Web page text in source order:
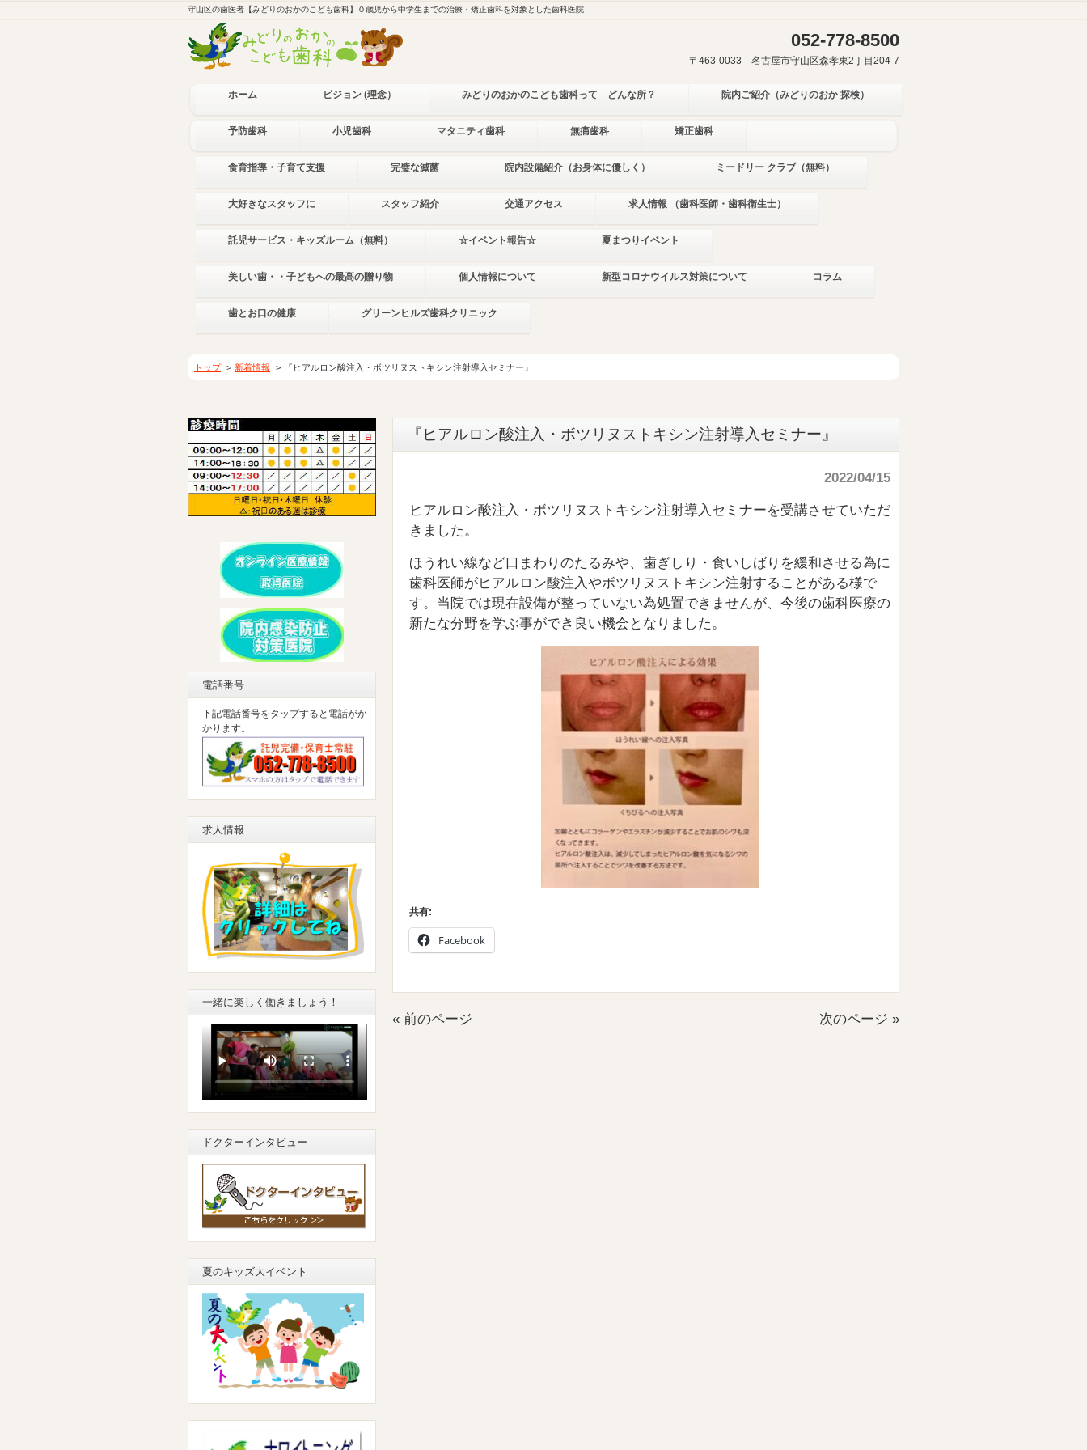
守山区の歯医者【みどりのおかのこども歯科】０歳児から中学生までの治療・矯正歯科を対象とした歯科医院
052-778-8500
〒463-0033 名古屋市守山区森孝東2丁目204-7
ホーム ビジョン (理念） みどりのおかのこども歯科って どんな所？ 院内ご紹介（みどりのおか 探検）
予防歯科 小児歯科 マタニティ歯科 無痛歯科 矯正歯科
食育指導・子育て支援 完璧な滅菌 院内設備紹介（お身体に優しく） ミードリー クラブ（無料）
大好きなスタッフに スタッフ紹介 交通アクセス 求人情報 （歯科医師・歯科衛生士）
託児サービス・キッズルーム（無料） ☆イベント報告☆ 夏まつりイベント
美しい歯・・子どもへの最高の贈り物 個人情報について 新型コロナウイルス対策について コラム
歯とお口の健康 グリーンヒルズ歯科クリニック
トップ 新着情報 『ヒアルロン酸注入・ボツリヌストキシン注射導入セミナー』
『ヒアルロン酸注入・ボツリヌストキシン注射導入セミナー』
2022/04/15
ヒアルロン酸注入・ボツリヌストキシン注射導入セミナーを受講させていただ
きました。
ほうれい線など口まわりのたるみや、歯ぎしり・食いしばりを緩和させる為に
歯科医師がヒアルロン酸注入やボツリヌストキシン注射することがある様で
す。当院では現在設備が整っていない為処置できませんが、今後の歯科医療の
新たな分野を学ぶ事ができ良い機会となりました。
共有:
Facebook
« 前のページ 次のページ »
電話番号
下記電話番号をタップすると電話がか
かります。
求人情報
一緒に楽しく働きましょう！
ドクターインタビュー
夏のキッズ大イベント